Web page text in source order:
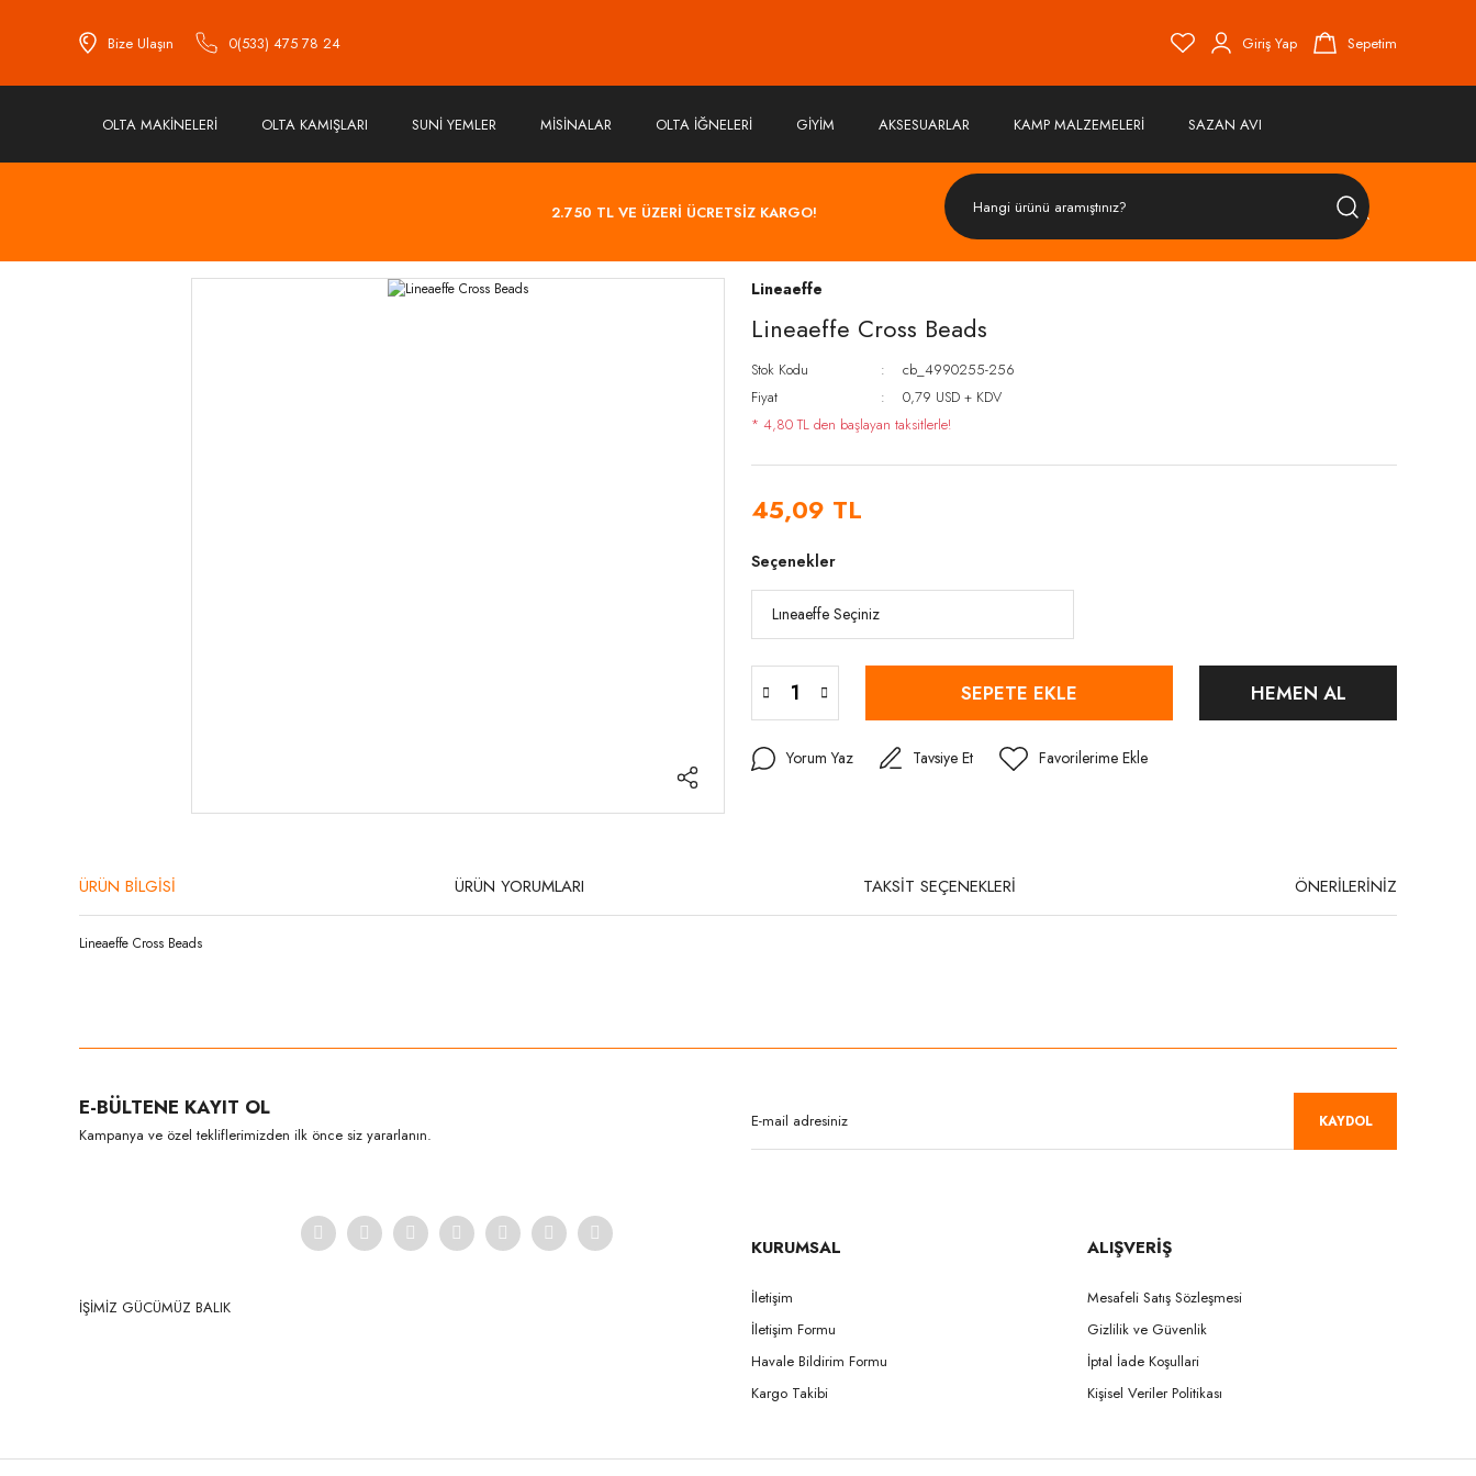
Bize Ulaşın 0(533) 475 78 24 Giriş Yap Sepetim
OLTA MAKİNELERİ OLTA KAMIŞLARI SUNİ YEMLER MİSİNALAR OLTA İĞNELERİ GİYİM AKSESUARLAR KAMP MALZEMELERİ SAZAN AVI
2.750 TL VE ÜZERİ ÜCRETSİZ KARGO!
ÜRÜN
Lineaeffe
Lineaeffe Cross Beads
Stok Kodu
cb_4990255-256
Fiyat
0,79 USD + KDV
* 4,80 TL den başlayan taksitlerle!
45,09 TL
Seçenekler
SEPETE EKLE HEMEN AL
Yorum Yaz Tavsiye Et
ÜRÜN BİLGİSİ ÜRÜN YORUMLARI TAKSİT SEÇENEKLERİ ÖNERİLERİNİZ
Lineaeffe Cross Beads
Ürün açıklamasında eksik bilgiler bulunuyor.
Ürün bilgilerinde hatalar bulunuyor.
E-BÜLTENE KAYIT OL
Kampanya ve özel tekliflerimizden ilk önce siz yararlanın.
KAYDOL
İŞİMİZ GÜCÜMÜZ BALIK
KURUMSAL
İletişim
İletişim Formu
Havale Bildirim Formu
Kargo Takibi
ALIŞVERİŞ
Mesafeli Satış Sözleşmesi
Gizlilik ve Güvenlik
İptal İade Koşullari
Kişisel Veriler Politikası